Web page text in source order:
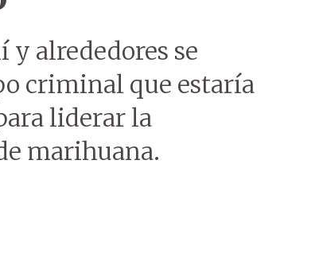
y alrededores se
criminal que estaría
liderar la
marihuana.